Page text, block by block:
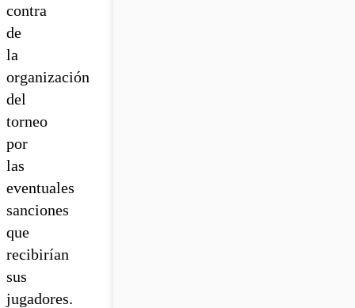
contra
de
la
organización
del
torneo
por
las
eventuales
sanciones
que
recibirían
sus
jugadores.